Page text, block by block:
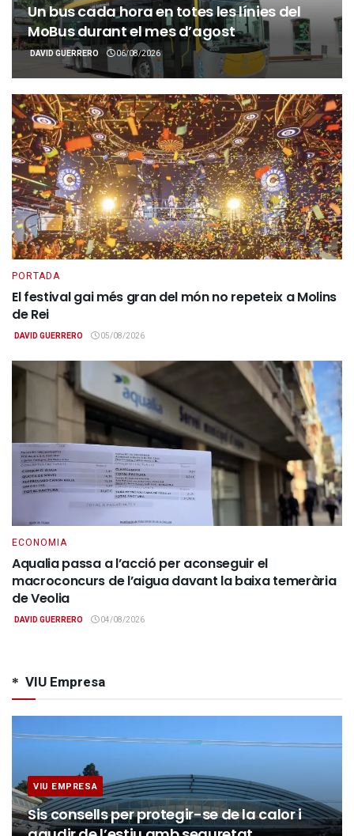
Un bus cada hora en totes les línies del
MoBus durant el mes d’agost
DAVID GUERRERO 06/08/2026
PORTADA
El festival gai més gran del món no repeteix a Molins
de Rei
DAVID GUERRERO 05/08/2026
ECONOMIA
Aqualia passa a l’acció per aconseguir el
macroconcurs de l’aigua davant la baixa temerària
de Veolia
DAVID GUERRERO 04/08/2026
VIU Empresa
VIU EMPRESA
Sis consells per protegir-se de la calor i